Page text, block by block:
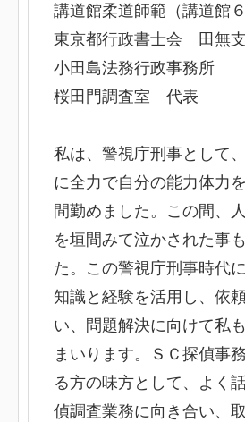
講道館柔道師範（講道館６
東京都行政書士会 田無
小田島法務行政事務所
桜田門調査室 代表
私は、警視庁刑事として
に全力で自分の能力体力
間勤めました。この間、
を垣間みて泣かされた事
た。この警視庁刑事時代
知識と経験を活用し、依
い、問題解決に向けて私
まいります。ＳＣ探偵事
る方の味方として、よく
偵調査業務に向き合い、